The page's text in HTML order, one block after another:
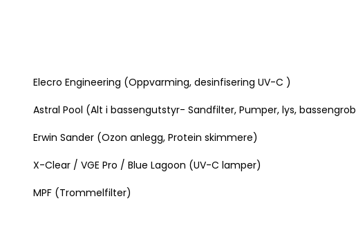
Elecro Engineering (Oppvarming, desinfisering UV-C )
Astral Pool (Alt i bassengutstyr- Sandfilter, Pumper, lys,
Erwin Sander (Ozon anlegg, Protein skimmere)
X-Clear / VGE Pro / Blue Lagoon (UV-C lamper)
MPF (Trommelfilter)